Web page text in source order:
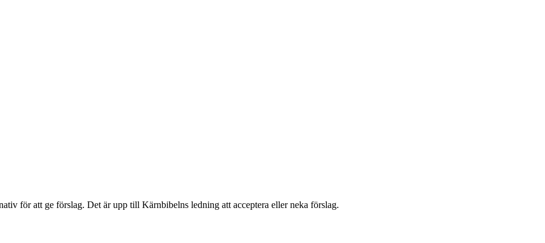
för att ge förslag. Det är upp till Kärnbibelns ledning att acceptera eller neka förslag.